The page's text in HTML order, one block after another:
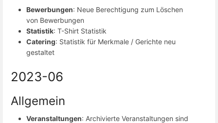
Bewerbungen: Neue Berechtigung zum Löschen
von Bewerbungen
Statistik: T-Shirt Statistik
Catering: Statistik für Merkmale / Gerichte neu
gestaltet
2023-06
Allgemein
Veranstaltungen: Archivierte Veranstaltungen sind